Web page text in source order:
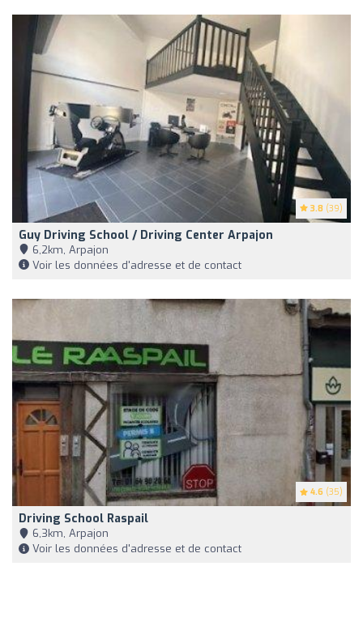
3.8 (39)
Guy Driving School / Driving Center Arpajon
6,2km, Arpajon
Voir les données d'adresse et de contact
4.6 (35)
Driving School Raspail
6,3km, Arpajon
Voir les données d'adresse et de contact